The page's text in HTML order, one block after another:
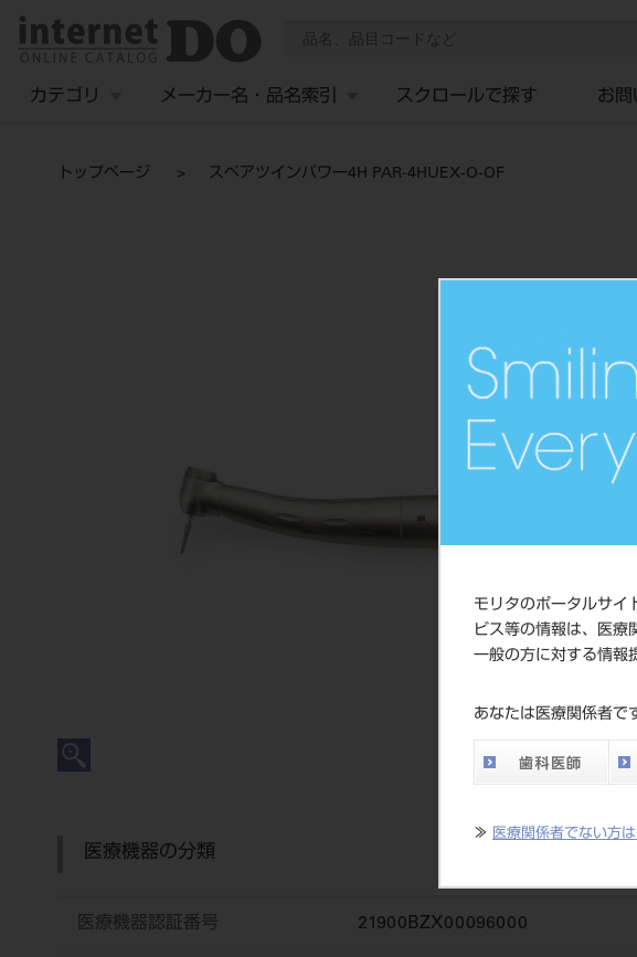
モリタのポータルサイ
ビス等の情報は、医療
一般の方に対する情報
あなたは医療関係者で
≫ 医療関係者でない方
カテゴリ メーカー名・品名索引 スクロールで探す お問
トップページ スペアツインパワー4H PAR-4HUEX-O-OF
医療機器の分類
医療機器認証番号 21900BZX00096000